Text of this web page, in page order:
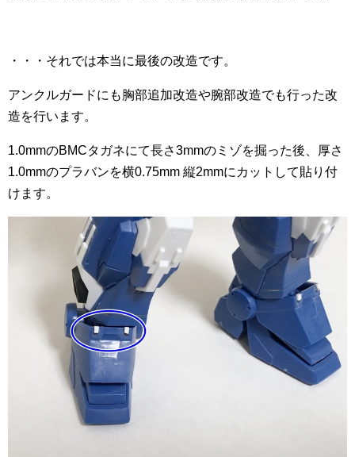
・・・それでは本当に最後の改造です。
アンクルガードにも胸部追加改造や腕部改造でも行った改
造を行います。
1.0mmのBMCタガネにて長さ3mmのミゾを掘った後、厚さ
1.0mmのプラバンを横0.75mm 縦2mmにカットして貼り付
けます。